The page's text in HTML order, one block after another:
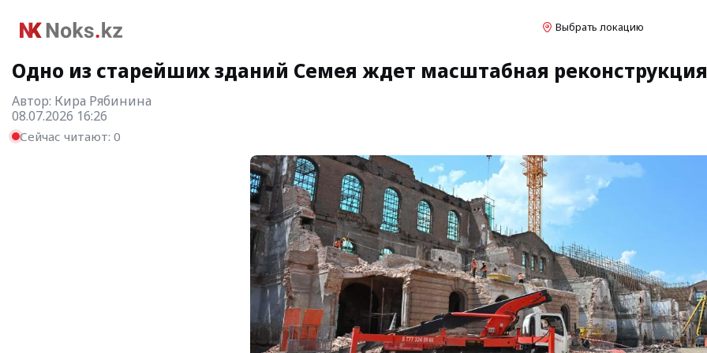
Выбрать локацию
Одно из старейших зданий Семея ждет масштабная реконструкция
Автор: Кира Рябинина
08.07.2026 16:26
Сейчас читают: 0